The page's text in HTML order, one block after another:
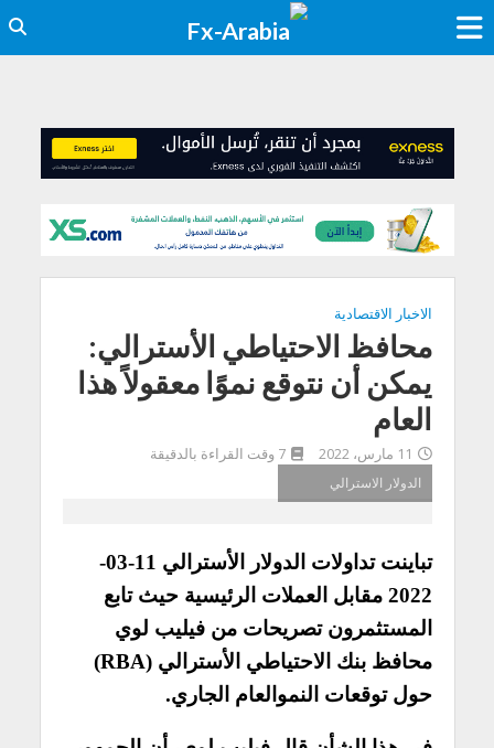
الاخبار الاقتصادية
محافظ الاحتياطي الأسترالي:
يمكن أن نتوقع نموًا معقولاً هذا
العام
11 مارس، 2022
7 وقت القراءة بالدقيقة
الدولار الاسترالي
تباينت تداولات الدولار الأسترالي 11-03-
2022 مقابل العملات الرئيسية حيث تابع
المستثمرون تصريحات من فيليب لوي
محافظ بنك الاحتياطي الأسترالي (RBA)
حول توقعات النموالعام الجاري.